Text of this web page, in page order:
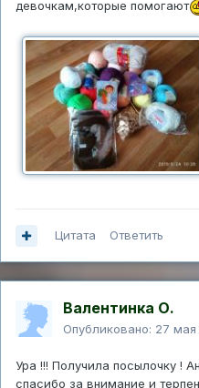
девочкам,которые помогают
Цитата Ответить
Валентинка О.
Опубликовано: 27 мая
Ура !!! Получила посылочку !
спасибо за внимание и